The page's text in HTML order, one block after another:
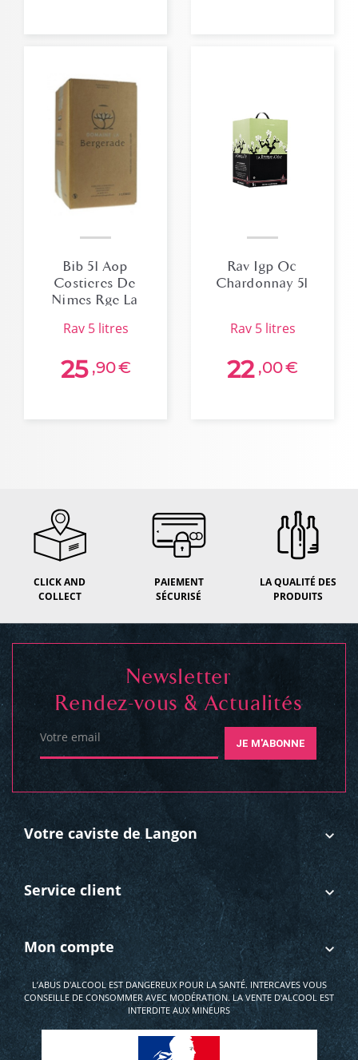
Bib 5l Aop
Costieres De
Nimes Rge La
rav 5 litres
25 ,90€
Rav Igp Oc
Chardonnay 5l
rav 5 litres
22 ,00€
CLICK AND
COLLECT
PAIEMENT
SÉCURISÉ
LA QUALITÉ DES
PRODUITS
Votre caviste de Langon
Service client
Mon compte
Newsletter
Rendez-vous & Actualités
Votre email JE M'ABONNE
L’ABUS D'ALCOOL EST DANGEREUX POUR LA SANTÉ. INTERCAVES VOUS
CONSEILLE DE CONSOMMER AVEC MODÉRATION. LA VENTE D'ALCOOL EST
INTERDITE AUX MINEURS